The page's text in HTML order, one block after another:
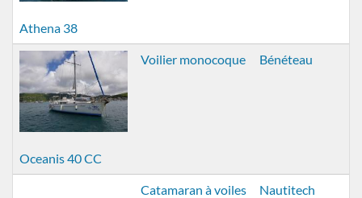
Athena 38
Oceanis 40 CC
Voilier monocoque Bénéteau
Catamaran à voiles Nautitech